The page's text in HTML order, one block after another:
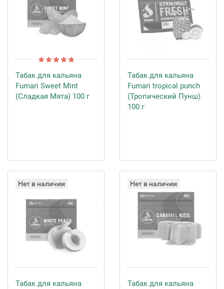
Табак для кальяна
Fumari Sweet Mint
(Сладкая Мята) 100 г
Табак для кальяна
Fumari tropical punch
(Тропический Пунш)
100 г
Нет в наличии
Табак для кальяна
Нет в наличии
Табак для кальяна